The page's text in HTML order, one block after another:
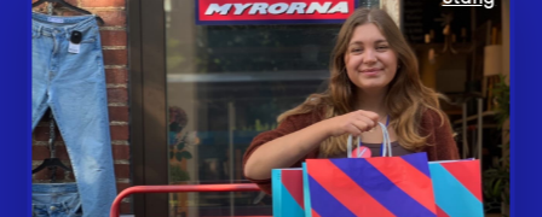
Webbshop
Butiker
Lämna in
Vårt överskott